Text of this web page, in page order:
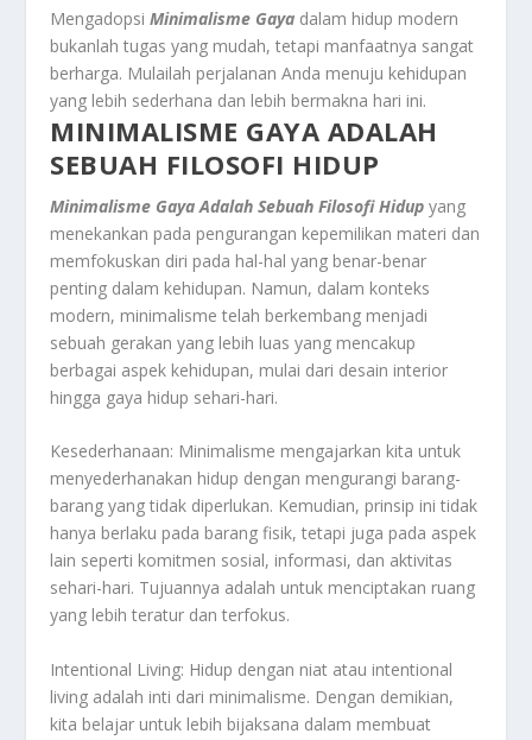
MengadopsiMinimalisme Gaya dalam hidup modern
bukanlah tugas yang mudah, tetapi manfaatnya sangat
berharga. Mulailah perjalanan Anda menuju kehidupan
yang lebih sederhana dan lebih bermakna hari ini.
MINIMALISME GAYA ADALAH
SEBUAH FILOSOFI HIDUP
Minimalisme Gaya Adalah Sebuah Filosofi Hidup yang
menekankan pada pengurangan kepemilikan materi dan
memfokuskan diri pada hal-hal yang benar-benar
penting dalam kehidupan. Namun, dalam konteks
modern, minimalisme telah berkembang menjadi
sebuah gerakan yang lebih luas yang mencakup
berbagai aspek kehidupan, mulai dari desain interior
hingga gaya hidup sehari-hari.
Kesederhanaan: Minimalisme mengajarkan kita untuk
menyederhanakan hidup dengan mengurangi barang-
barang yang tidak diperlukan. Kemudian, prinsip ini tidak
hanya berlaku pada barang fisik, tetapi juga pada aspek
lain seperti komitmen sosial, informasi, dan aktivitas
sehari-hari. Tujuannya adalah untuk menciptakan ruang
yang lebih teratur dan terfokus.
Intentional Living: Hidup dengan niat atau intentional
living adalah inti dari minimalisme. Dengan demikian,
kita belajar untuk lebih bijaksana dalam membuat